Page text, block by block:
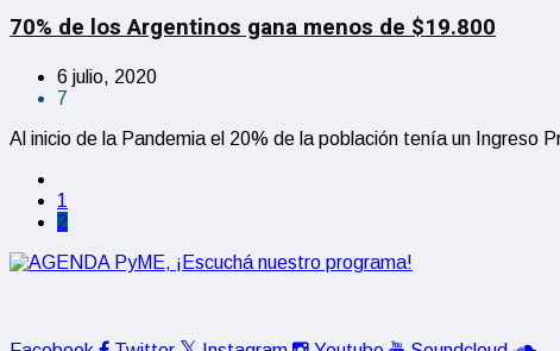
70% de los Argentinos gana menos de $19.800
6 julio, 2020
7
Al inicio de la Pandemia el 20% de la población tenía un Ingreso
1
2